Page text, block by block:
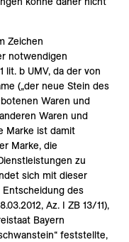
Zeichen
notwendigen
lit. b UMV, da der von
(„der neue Stein des
Waren und
Waren und
Marke ist damit
Marke, die
zu
sich mit dieser
des
Az. I ZB 13/11),
Bayern
feststellte,